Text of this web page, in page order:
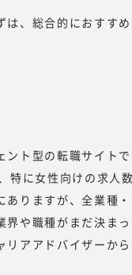
た、昨今、オー
合わせや引き合い
クス総合研究所
リスキリング、
在、みらいワー
は8万名を越えま
のプラットフォー
方や、企業でのプ
見をもって、フラ
していきたいと思
本当に必要とさ
情報を提供するの
は、総合的におすす
ント型の転職サイト
特に女性向けの求人
ありますが、全業種
界や職種がまだ決ま
アアドバイザーか